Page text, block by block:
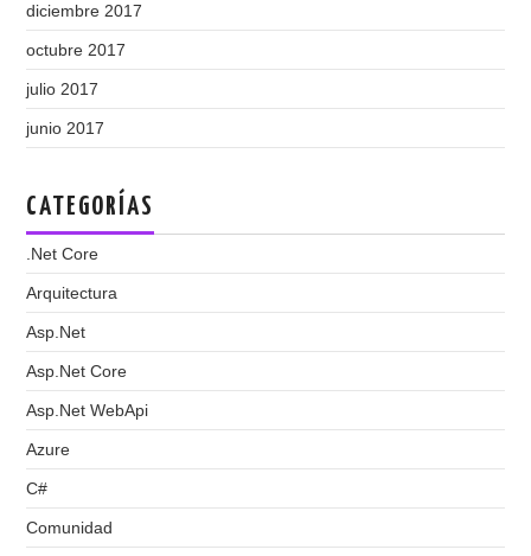
diciembre 2017
octubre 2017
julio 2017
junio 2017
CATEGORÍAS
.Net Core
Arquitectura
Asp.Net
Asp.Net Core
Asp.Net WebApi
Azure
C#
Comunidad